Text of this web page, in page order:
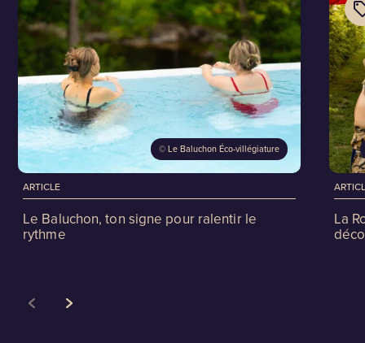
© Le Baluchon Éco-villégiature
ARTICLE
Le Baluchon, ton signe pour ralentir le
rythme
La